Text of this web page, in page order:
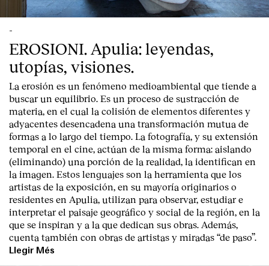
-
EROSIONI. Apulia: leyendas,
utopías, visiones.
La erosión es un fenómeno medioambiental que tiende a
buscar un equilibrio. Es un proceso de sustracción de
materia, en el cual la colisión de elementos diferentes y
adyacentes desencadena una transformación mutua de
formas a lo largo del tiempo. La fotografía, y su extensión
temporal en el cine, actúan de la misma forma: aislando
(eliminando) una porción de la realidad, la identifican en
la imagen. Estos lenguajes son la herramienta que los
artistas de la exposición, en su mayoría originarios o
residentes en Apulia, utilizan para observar, estudiar e
interpretar el paisaje geográfico y social de la región, en la
que se inspiran y a la que dedican sus obras. Además,
cuenta también con obras de artistas y miradas “de paso”.
Llegir Més